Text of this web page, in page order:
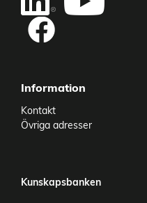
1098_Particle size (mm)
Information
Kontakt
Övriga adresser
Kunskapsbanken